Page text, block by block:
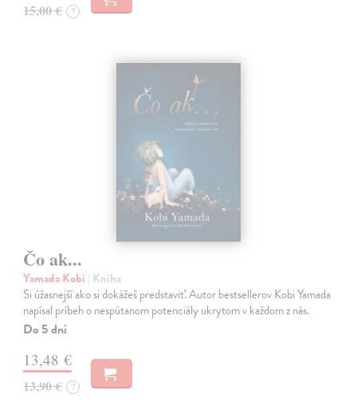
15,00 € ?
Čo ak...
Yamada Kobi | Kniha
Si úžasnejší ako si dokážeš predstaviť. Autor bestsellerov Kobi Yamada
napísal príbeh o nespútanom potenciály ukrytom v každom z nás.
Do 5 dní
13,48 €
13,90 € ?